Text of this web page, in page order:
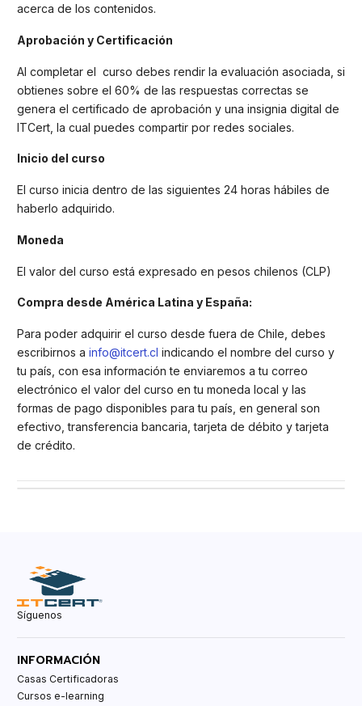
acerca de los contenidos.
Aprobación y Certificación
Al completar el curso debes rendir la evaluación asociada, si
obtienes sobre el 60% de las respuestas correctas se
genera el certificado de aprobación y una insignia digital de
ITCert, la cual puedes compartir por redes sociales.
Inicio del curso
El curso inicia dentro de las siguientes 24 horas hábiles de
haberlo adquirido.
Moneda
El valor del curso está expresado en pesos chilenos (CLP)
Compra desde América Latina y España:
Para poder adquirir el curso desde fuera de Chile, debes
escribirnos a info@itcert.cl indicando el nombre del curso y
tu país, con esa información te enviaremos a tu correo
electrónico el valor del curso en tu moneda local y las
formas de pago disponibles para tu país, en general son
efectivo, transferencia bancaria, tarjeta de débito y tarjeta
de crédito.
Síguenos
INFORMACIÓN
Casas Certificadoras
Cursos e-learning